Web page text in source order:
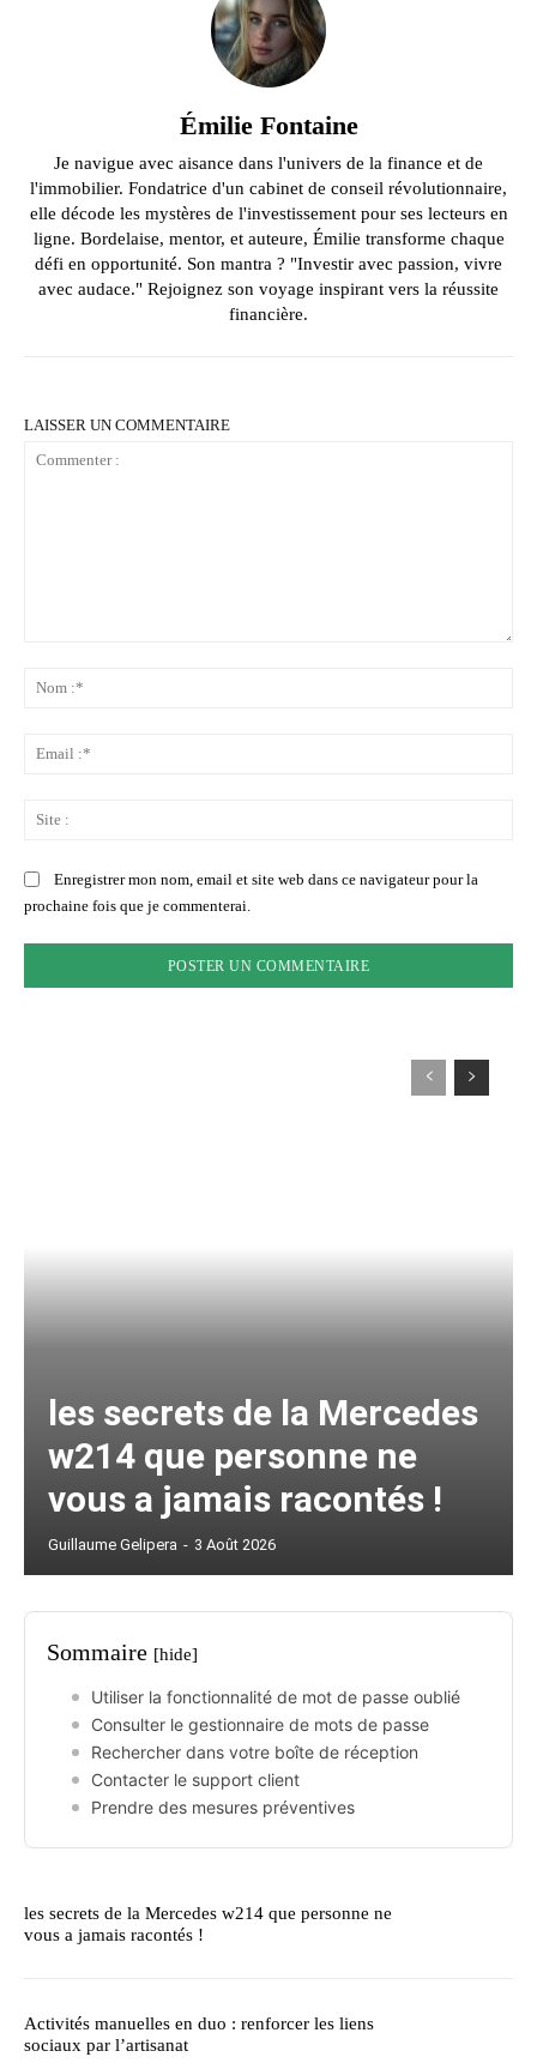
Émilie Fontaine
Je navigue avec aisance dans l'univers de la finance et de
l'immobilier. Fondatrice d'un cabinet de conseil révolutionnaire,
elle décode les mystères de l'investissement pour ses lecteurs en
ligne. Bordelaise, mentor, et auteure, Émilie transforme chaque
défi en opportunité. Son mantra ? "Investir avec passion, vivre
avec audace." Rejoignez son voyage inspirant vers la réussite
financière.
LAISSER UN COMMENTAIRE
Enregistrer mon nom, email et site web dans ce navigateur pour la
prochaine fois que je commenterai.
les secrets de la Mercedes
w214 que personne ne
vous a jamais racontés !
Guillaume Gelipera - 3 Août 2026
Sommaire [hide]
Utiliser la fonctionnalité de mot de passe oublié
Consulter le gestionnaire de mots de passe
Rechercher dans votre boîte de réception
Contacter le support client
Prendre des mesures préventives
les secrets de la Mercedes w214 que personne ne
vous a jamais racontés !
Activités manuelles en duo : renforcer les liens
sociaux par l’artisanat